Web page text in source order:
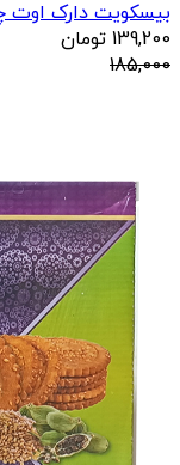
بیسکویت دارک اوت
139,200 تومان
185,000